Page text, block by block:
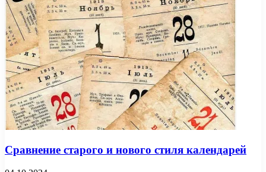
Сравнение старого и нового стиля календарей